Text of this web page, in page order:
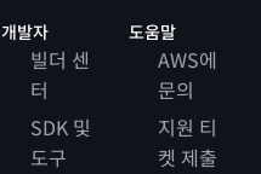
개발자
빌더 센
터
SDK 및
도구
도움말
AWS에
문의
지원 티
켓 제출